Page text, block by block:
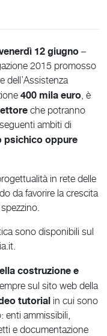
12 giugno –
2015 promosso
dell’Assistenza
400 mila euro, è
che potranno
ambiti di
psichico oppure
in rete delle
da favorire la crescita
sono disponibili sul
costruzione e
sul sito web della
tutorial in cui sono
enti ammissibili,
e documentazione